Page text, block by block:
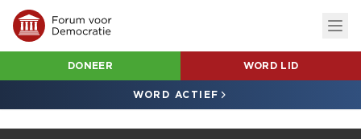
DONEER WORD LID
WORD ACTIEF